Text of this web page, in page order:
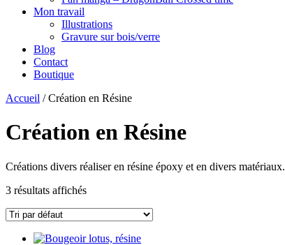
Mon travail
Illustrations
Gravure sur bois/verre
Blog
Contact
Boutique
Accueil / Création en Résine
Création en Résine
Créations divers réaliser en résine époxy et en divers matériaux.
3 résultats affichés